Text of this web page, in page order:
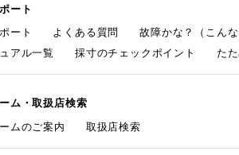
ート
ート
よくある質問 故障かな？（こんな
アル一覧
採寸のチェックポイント た
ム・取扱店検索
ムのご案内
取扱店検索